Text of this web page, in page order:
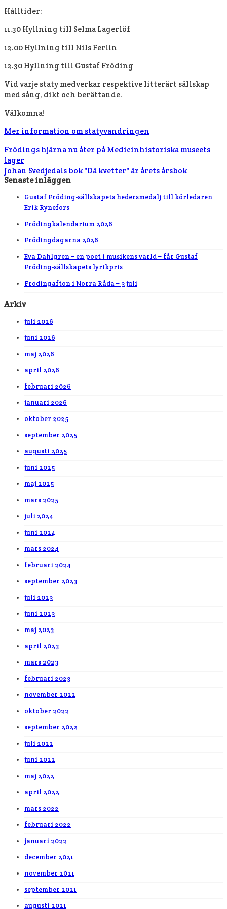
Hålltider:
11.30 Hyllning till Selma Lagerlöf
12.00 Hyllning till Nils Ferlin
12.30 Hyllning till Gustaf Fröding
Vid varje staty medverkar respektive litterärt sällskap
med sång, dikt och berättande.
Välkomna!
Mer information om statyvandringen
Frödings hjärna nu åter på Medicinhistoriska museets
lager
Johan Svedjedals bok "Dä kvetter" är årets årsbok
Senaste inläggen
Gustaf Fröding-sällskapets hedersmedalj till körledaren
Erik Rynefors
Frödingkalendarium 2026
Frödingdagarna 2026
Eva Dahlgren – en poet i musikens värld – får Gustaf
Fröding-sällskapets lyrikpris
Frödingafton i Norra Råda – 3 juli
Arkiv
juli 2026
juni 2026
maj 2026
april 2026
februari 2026
januari 2026
oktober 2025
september 2025
augusti 2025
juni 2025
maj 2025
mars 2025
juli 2024
juni 2024
mars 2024
februari 2024
september 2023
juli 2023
juni 2023
maj 2023
april 2023
mars 2023
februari 2023
november 2022
oktober 2022
september 2022
juli 2022
juni 2022
maj 2022
april 2022
mars 2022
februari 2022
januari 2022
december 2021
november 2021
september 2021
augusti 2021